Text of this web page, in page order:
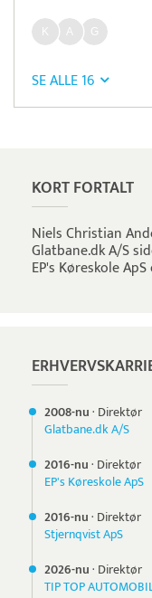
SE ALLE 16
KORT FORTALT
Niels Christian
Glatbane.dk A/S
EP's Køreskole
2008-nu· Direktør
Glatbane.dk A/S
2016-nu· Direktør
EP's Køreskole ApS
2016-nu· Direktør
Stjernqvist ApS
2026-nu· Direktør
TIP TOP